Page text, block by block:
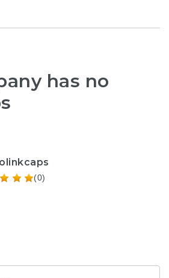
has no
(0)